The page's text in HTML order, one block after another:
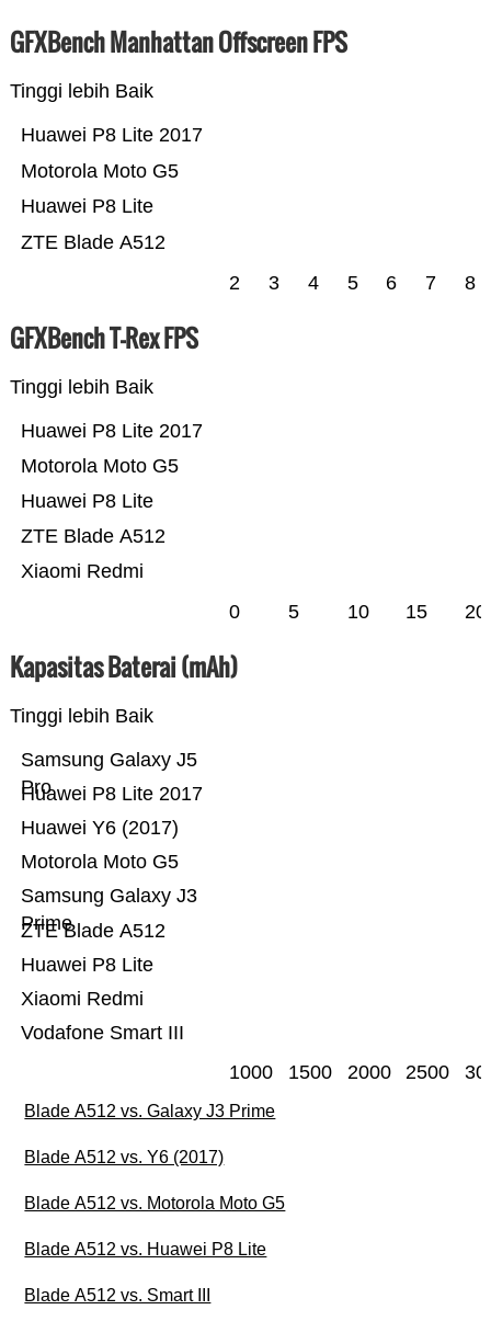
GFXBench Manhattan Offscreen FPS
Tinggi lebih Baik
ZTE Blade A512
Huawei P8 Lite
Motorola Moto G5
Huawei P8 Lite 2017
2 3 4 5 6 7 8
GFXBench T-Rex FPS
Tinggi lebih Baik
Xiaomi Redmi
ZTE Blade A512
Huawei P8 Lite
Motorola Moto G5
Huawei P8 Lite 2017
0 5 10 15 20
Kapasitas Baterai (mAh)
Tinggi lebih Baik
Vodafone Smart III
Xiaomi Redmi
Huawei P8 Lite
ZTE Blade A512
Samsung Galaxy J3
Prime
Motorola Moto G5
Huawei Y6 (2017)
Huawei P8 Lite 2017
Samsung Galaxy J5
Pro
1000 1500 2000 2500
Blade A512 vs. Galaxy J3 Prime
Blade A512 vs. Y6 (2017)
Blade A512 vs. Motorola Moto G5
Blade A512 vs. Huawei P8 Lite
Blade A512 vs. Smart III